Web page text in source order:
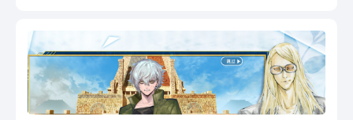
公...